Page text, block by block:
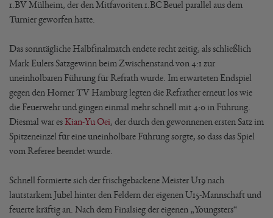
1.BV Mülheim, der den Mitfavoriten 1.BC Beuel parallel aus dem
Turnier geworfen hatte.
Das sonntägliche Halbfinalmatch endete recht zeitig, als schließlich
Mark Eulers Satzgewinn beim Zwischenstand von 4:1 zur
uneinholbaren Führung für Refrath wurde. Im erwarteten Endspiel
gegen den Horner TV Hamburg legten die Refrather erneut los wie
die Feuerwehr und gingen einmal mehr schnell mit 4:0 in Führung.
Diesmal war esKian-Yu Oei, der durch den gewonnenen ersten Satz im
Spitzeneinzel für eine uneinholbare Führung sorgte, so dass das Spiel
vom Referee beendet wurde.
Schnell formierte sich der frischgebackene Meister U19 nach
lautstarkem Jubel hinter den Feldern der eigenen U15-Mannschaft und
feuerte kräftig an. Nach dem Finalsieg der eigenen „Youngsters“